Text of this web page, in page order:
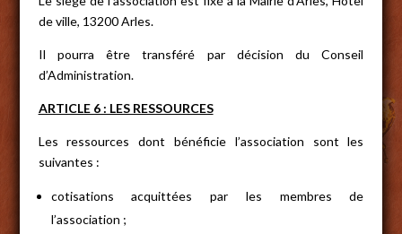
de ville, 13200 Arles.
Il pourra être transféré par décision du Conseil
d’Administration.
ARTICLE 6 : LES RESSOURCES
Les ressources dont bénéficie l’association sont les
suivantes :
cotisations acquittées par les membres de
l’association ;